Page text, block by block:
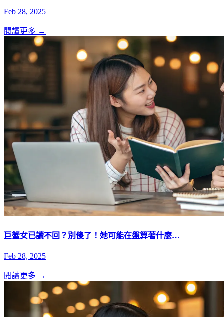
Feb 28, 2025
閱讀更多 →
巨蟹女已讀不回？別傻了！她可能在盤算著什麼…
Feb 28, 2025
閱讀更多 →